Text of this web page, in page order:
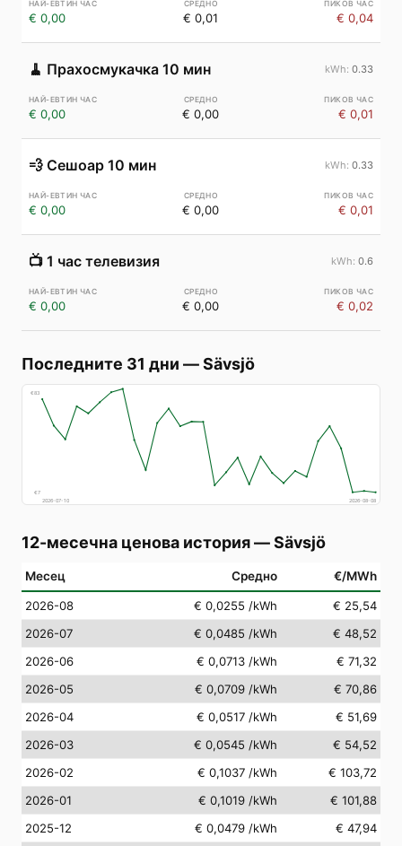
€ 0,00 € 0,01 € 0,04
🧹 Прахосмукачка 10 мин 0.33
€ 0,00 € 0,00 € 0,01
💨 Сешоар 10 мин 0.33
€ 0,00 € 0,00 € 0,01
📺 1 час телевизия 0.6
€ 0,00 € 0,00 € 0,02
Последните 31 дни —Sävsjö
€83
€7
2026-07-10
2026-08-08
12-месечна ценова история—Sävsjö
Месец Средно €/MWh
2026-08 € 0,0255 /kWh
€ 25,54
2026-07
€ 0,0485 /kWh
€ 48,52
2026-06
€ 0,0713 /kWh
€ 71,32
2026-05
€ 0,0709 /kWh
€ 70,86
2026-04
€ 0,0517 /kWh
€ 51,69
2026-03
€ 0,0545 /kWh
€ 54,52
2026-02
€ 0,1037 /kWh
€ 103,72
2026-01
€ 0,1019 /kWh
€ 101,88
2025-12
€ 0,0479 /kWh
€ 47,94